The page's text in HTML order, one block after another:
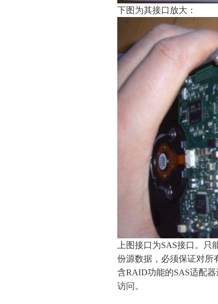
下图为其接口放大：
上图接口为SAS接口。只
份源数据，必须保证对所
含RAID功能的SAS适配
访问。